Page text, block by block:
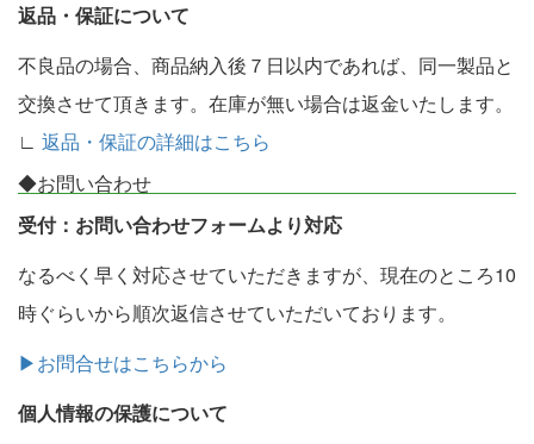
返品・保証について
不良品の場合、商品納入後７日以内であれば、同一製品と
交換させて頂きます。在庫が無い場合は返金いたします。
∟ 返品・保証の詳細はこちら
◆お問い合わせ
受付：お問い合わせフォームより対応
なるべく早く対応させていただきますが、現在のところ10
時ぐらいから順次返信させていただいております。
▶お問合せはこちらから
個人情報の保護について